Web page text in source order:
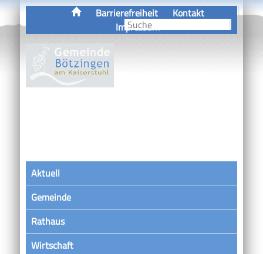
Barrierefreiheit
Kontakt
Impressum
Aktuell
Gemeinde
Rathaus
Wirtschaft